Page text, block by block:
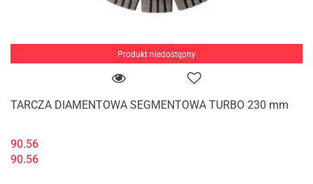
Produkt niedostępny
TARCZA DIAMENTOWA SEGMENTOWA TURBO 230 mm
90.56
90.56